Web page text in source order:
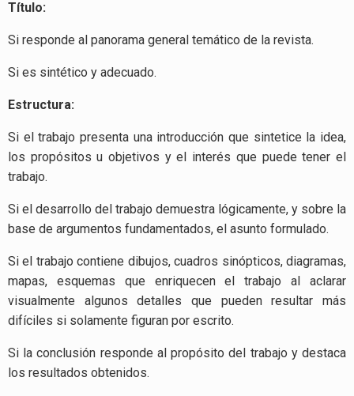
Título:
Si responde al panorama general temático de la revista.
Si es sintético y adecuado.
Estructura:
Si el trabajo presenta una introducción que sintetice la idea,
los propósitos u objetivos y el interés que puede tener el
trabajo.
Si el desarrollo del trabajo demuestra lógicamente, y sobre la
base de argumentos fundamentados, el asunto formulado.
Si el trabajo contiene dibujos, cuadros sinópticos, diagramas,
mapas, esquemas que enriquecen el trabajo al aclarar
visualmente algunos detalles que pueden resultar más
difíciles si solamente figuran por escrito.
Si la conclusión responde al propósito del trabajo y destaca
los resultados obtenidos.